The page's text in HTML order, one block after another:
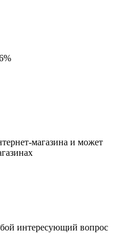
магазина и может
интересующий вопрос